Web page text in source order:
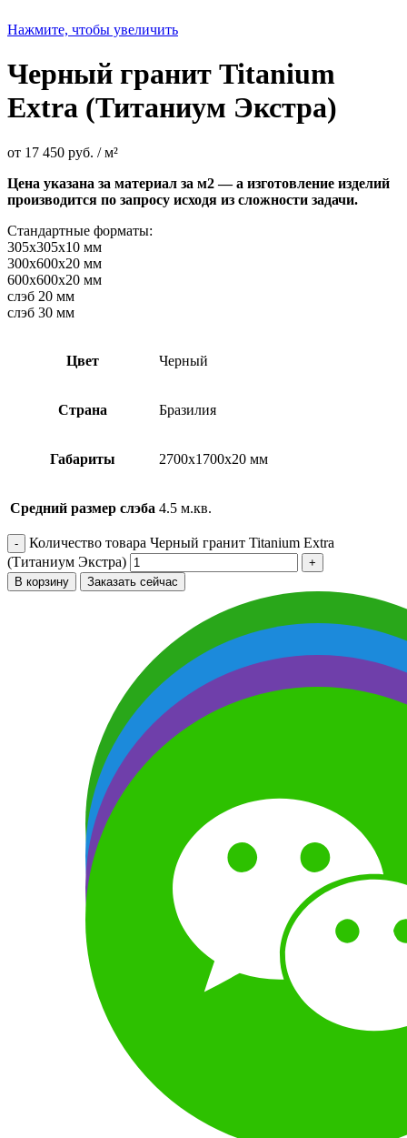
Нажмите, чтобы увеличить
Черный гранит Titanium
Extra (Титаниум Экстра)
от 17 450 руб. / м²
Цена указана за материал за м2 — а изготовление изделий
производится по запросу исходя из сложности задачи.
Стандартные форматы:
305х305х10 мм
300х600х20 мм
600х600х20 мм
слэб 20 мм
слэб 30 мм
Цвет Черный
Страна Бразилия
Габариты 2700х1700х20 мм
Средний размер слэба 4.5 м.кв.
Количество товара Черный гранит Titanium Extra
(Титаниум Экстра)
В корзину Заказать сейчас